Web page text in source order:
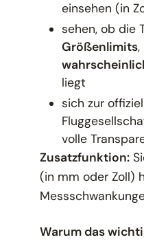
einsehen (in
sehen, ob die
Größenlimits,
liegt
sich zur
volle
Zusatzfunktion:
(in mm oder Zoll)
Warum das